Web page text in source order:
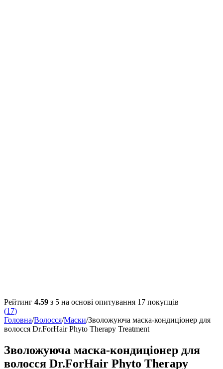
Рейтинг 4.59 з 5 на основі опитування 17 покупців
(17)
Головна/Волосся/Маски/Зволожуюча маска-кондиціонер для
волосся Dr.ForHair Phyto Therapy Treatment
Зволожуюча маска-кондиціонер для
волосся Dr.ForHair Phyto Therapy